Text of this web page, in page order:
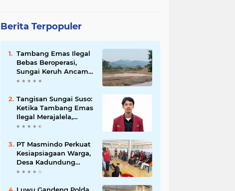
Berita Terpopuler
Tambang Emas Ilegal
Bebas Beroperasi,
Sungai Keruh Ancam
Sawah dan Air Bersih
Tangisan Sungai Suso:
Ketika Tambang Emas
Ilegal Merajalela,
Negara Seolah
PT Masmindo Perkuat
Kesiapsiagaan Warga,
Desa Kadundung
Resmi Menjadi Desa
Luwu Gandeng Polda